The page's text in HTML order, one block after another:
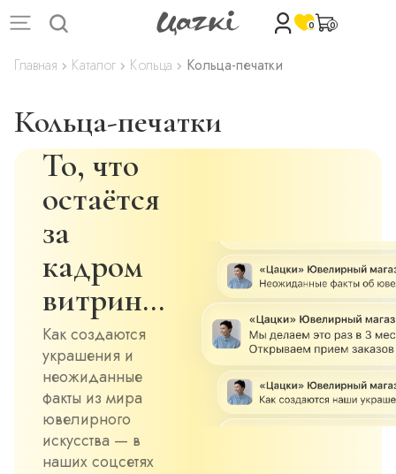
0 0
Главная Каталог Кольца Кольца-печатки
Кольца-печатки
То, что
остаётся
за
кадром
витрин…
Как создаются
украшения и
неожиданные
факты из мира
ювелирного
искусства — в
наших соцсетях